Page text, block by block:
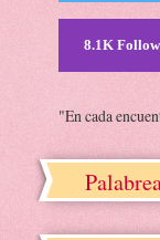
8.1K
"En cada